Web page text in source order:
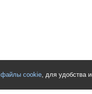
файлы cookie, для удобства